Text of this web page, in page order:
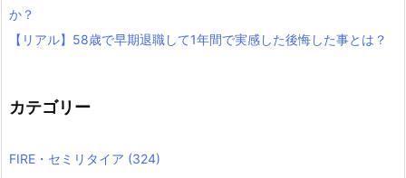
か？
【リアル】58歳で早期退職して1年間で実感した後悔した事とは？
カテゴリー
FIRE・セミリタイア (324)